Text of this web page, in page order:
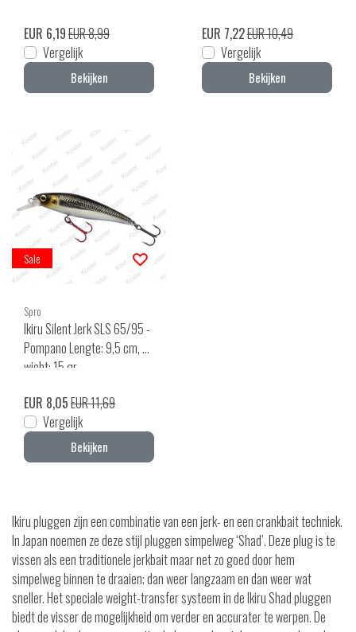
EUR 6,19EUR 8,99
Vergelijk
Bekijken
EUR 7,22EUR 10,49
Vergelijk
Bekijken
Sale
Spro
Ikiru Silent Jerk SLS 65/95 -
Pompano Lengte: 9,5 cm, Ge
wicht: 15 gr
EUR 8,05EUR 11,69
Vergelijk
Bekijken
Ikiru pluggen zijn een combinatie van een jerk- en een crankbait techniek.
In Japan noemen ze deze stijl pluggen simpelweg ‘Shad’. Deze plug is te
vissen als een traditionele jerkbait maar net zo goed door hem
simpelweg binnen te draaien; dan weer langzaam en dan weer wat
sneller. Het speciale weight-transfer systeem in de Ikiru Shad pluggen
biedt de visser de mogelijkheid om verder en accurater te werpen. De